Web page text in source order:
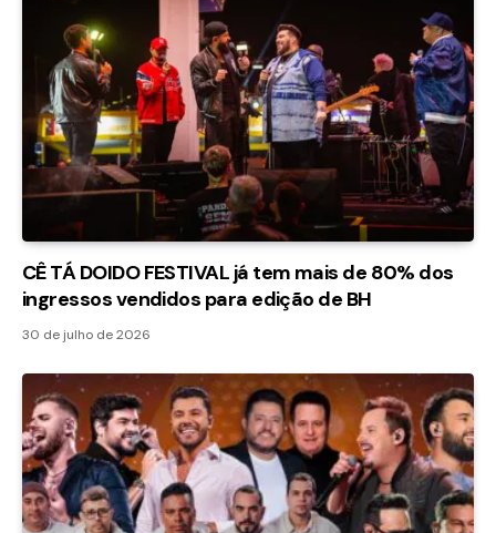
CÊ TÁ DOIDO FESTIVAL já tem mais de 80% dos
ingressos vendidos para edição de BH
30 de julho de 2026